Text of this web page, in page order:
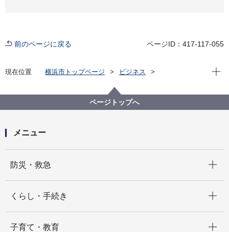
前のページに戻る ページID：417-117-055
現在位置 横浜市トップページ
ビジネス
【令和８年度】横浜市訪問介護等サービス提供体制確
保支援事業について
現在
ページトップへ
メニュー
防災・救急
くらし・手続き
子育て・教育